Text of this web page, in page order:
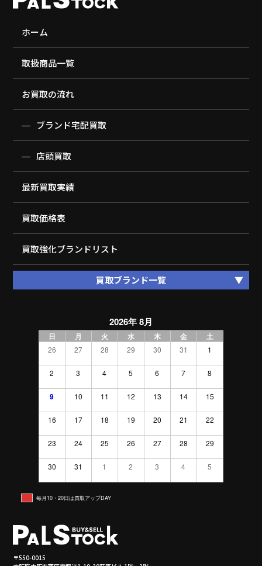
ホーム
取扱商品一覧
お買取の流れ
ブランド宅配買取
店頭買取
最新買取実績
買取価格表
買取強化ブランドリスト
買取ブランド一覧
2026年 8月
日 月 火 水 木 金 土
26 27 28 29 30 31 1
2 3 4 5 6 7 8
9 10 11 12 13 14 15
16 17 18 19 20 21 22
23 24 25 26 27 28 29
30 31 1 2 3 4 5
毎月10・20日は買取アップDAY
〒550-0015